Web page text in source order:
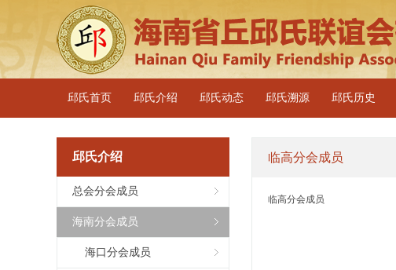
邱氏首页 邱氏介绍 邱氏动态 邱氏溯源 邱氏历史
邱氏介绍
总会分会成员
海南分会成员
海口分会成员
临高分会成员
临高分会成员